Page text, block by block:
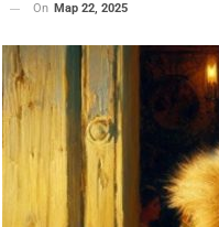
On Мар 22, 2025